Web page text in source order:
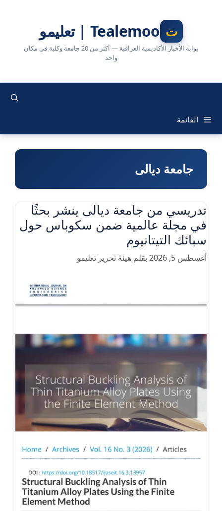
Tealemoo | تعليمو
بوابة الأخبار الأكاديمية العراقية — أكثر من 20 جامعة وكلية في مكان
واحد
القائمة
جامعة ديالى
تدريسي من جامعة ديالى ينشر بحثًا
في مجلة عالمية ضمن سكوباس حول
سبائك التيتانيوم
أغسطس 5, 2026 بقلم هيئة تحرير تعليمو